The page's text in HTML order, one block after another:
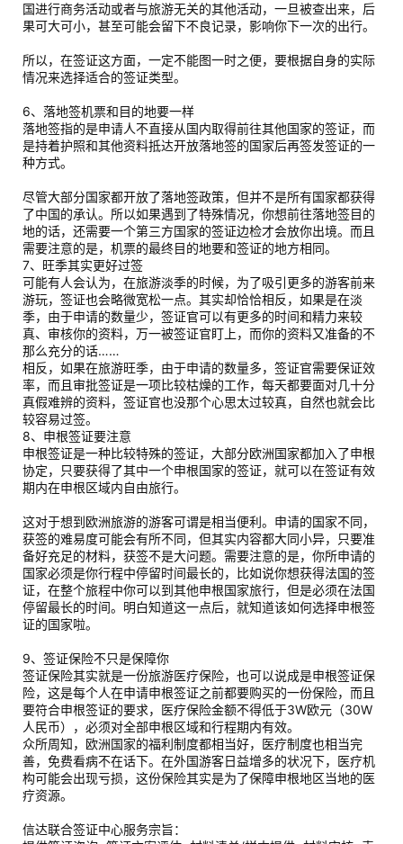
国进行商务活动或者与旅游无关的其他活动，一旦被查出来，后
果可大可小，甚至可能会留下不良记录，影响你下一次的出行。
所以，在签证这方面，一定不能图一时之便，要根据自身的实际
情况来选择适合的签证类型。
6、落地签机票和目的地要一样
落地签指的是申请人不直接从国内取得前往其他国家的签证，而
是持着护照和其他资料抵达开放落地签的国家后再签发签证的一
种方式。
尽管大部分国家都开放了落地签政策，但并不是所有国家都获得
了中国的承认。所以如果遇到了特殊情况，你想前往落地签目的
地的话，还需要一个第三方国家的签证边检才会放你出境。而且
需要注意的是，机票的最终目的地要和签证的地方相同。
7、旺季其实更好过签
可能有人会认为，在旅游淡季的时候，为了吸引更多的游客前来
游玩，签证也会略微宽松一点。其实却恰恰相反，如果是在淡
季，由于申请的数量少，签证官可以有更多的时间和精力来较
真、审核你的资料，万一被签证官盯上，而你的资料又准备的不
那么充分的话……
相反，如果在旅游旺季，由于申请的数量多，签证官需要保证效
率，而且审批签证是一项比较枯燥的工作，每天都要面对几十分
真假难辨的资料，签证官也没那个心思太过较真，自然也就会比
较容易过签。
8、申根签证要注意
申根签证是一种比较特殊的签证，大部分欧洲国家都加入了申根
协定，只要获得了其中一个申根国家的签证，就可以在签证有效
期内在申根区域内自由旅行。
这对于想到欧洲旅游的游客可谓是相当便利。申请的国家不同，
获签的难易度可能会有所不同，但其实内容都大同小异，只要准
备好充足的材料，获签不是大问题。需要注意的是，你所申请的
国家必须是你行程中停留时间最长的，比如说你想获得法国的签
证，在整个旅程中你可以到其他申根国家旅行，但是必须在法国
停留最长的时间。明白知道这一点后，就知道该如何选择申根签
证的国家啦。
9、签证保险不只是保障你
签证保险其实就是一份旅游医疗保险，也可以说成是申根签证保
险，这是每个人在申请申根签证之前都要购买的一份保险，而且
要符合申根签证的要求，医疗保险金额不得低于3W欧元（30W
人民币），必须对全部申根区域和行程期内有效。
众所周知，欧洲国家的福利制度都相当好，医疗制度也相当完
善，免费看病不在话下。在外国游客日益增多的状况下，医疗机
构可能会出现亏损，这份保险其实是为了保障申根地区当地的医
疗资源。
信达联合签证中心服务宗旨：